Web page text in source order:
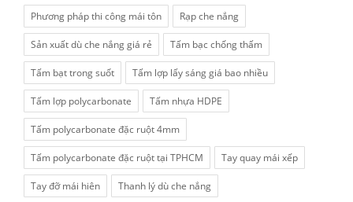
Phương pháp thi công mái tôn Rạp che nắng
Sản xuất dù che nắng giá rẻ Tấm bạc chống thấm
Tấm bạt trong suốt Tấm lợp lấy sáng giá bao nhiều
Tấm lợp polycarbonate Tấm nhựa HDPE
Tấm polycarbonate đặc ruột 4mm
Tấm polycarbonate đặc ruột tại TPHCM Tay quay mái xếp
Tay đỡ mái hiên Thanh lý dù che nắng